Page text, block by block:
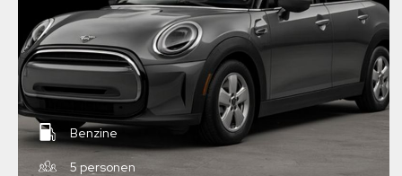
Benzine
5 personen